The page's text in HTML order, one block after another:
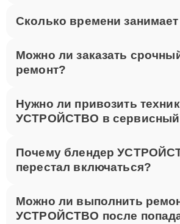
Сколько времени
Можно ли заказать
ремонт?
Нужно ли привозить
УСТРОЙСТВО в сервисный
Почему блендер
перестал включаться?
Можно ли выполнить
УСТРОЙСТВО после